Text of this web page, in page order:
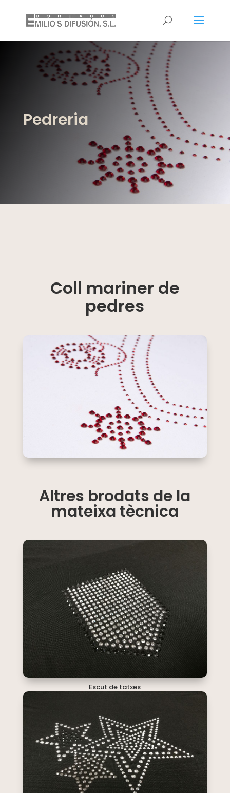
Pedreria
Coll mariner de
pedres
Altres brodats de la
mateixa tècnica
Escut de tatxes